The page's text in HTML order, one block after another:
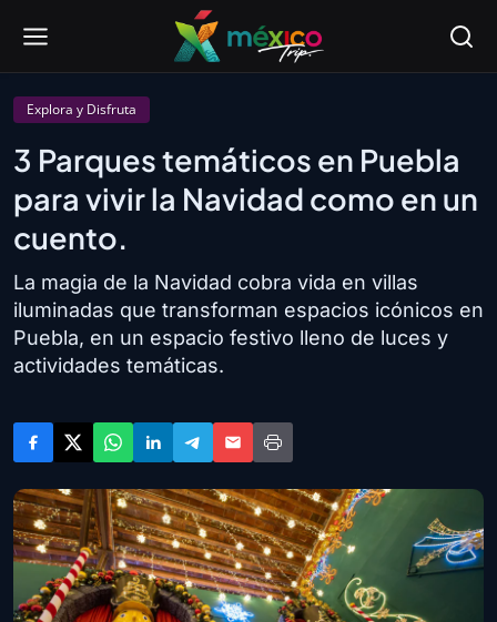
Explora y Disfruta
3 Parques temáticos en Puebla
para vivir la Navidad como en un
cuento.
La magia de la Navidad cobra vida en villas
iluminadas que transforman espacios icónicos en
Puebla, en un espacio festivo lleno de luces y
actividades temáticas.